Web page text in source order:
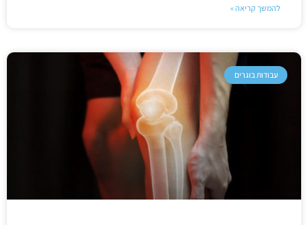
להמשך קריאה »
עבודות בוגרים